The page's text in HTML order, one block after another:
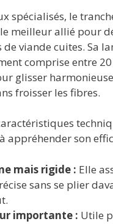
spécialisés, le
le meilleur allié pour
de viande cuites. Sa
comprise entre
glisser
froisser les fibres.
appréhender son
mais rigide : Elle
sans se plier
importante : Utile